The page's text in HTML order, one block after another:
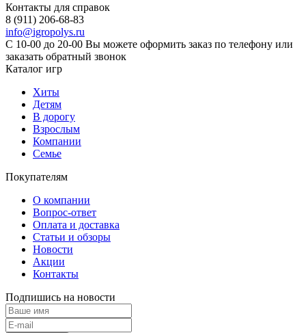
Контакты для справок
8 (911) 206-68-83
info@igropolys.ru
С 10-00 до 20-00 Вы можете оформить заказ по телефону или
заказать обратный звонок
Каталог игр
Хиты
Детям
В дорогу
Взрослым
Компании
Семье
Покупателям
О компании
Вопрос-ответ
Оплата и доставка
Статьи и обзоры
Новости
Акции
Контакты
Подпишись на новости